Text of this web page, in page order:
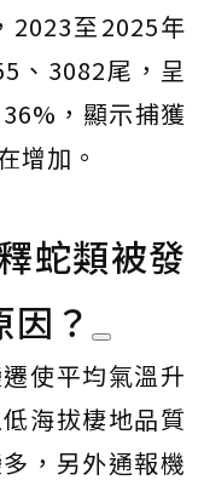
2023至2025年
、3082尾，呈
，顯示捕獲
增加。
蛇類被發
？
使平均氣溫升
海拔棲地品質
，另外通報機